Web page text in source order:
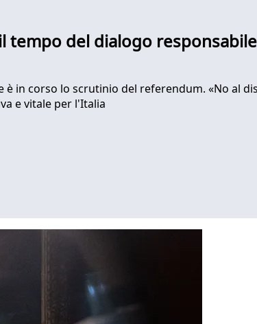
tempo del dialogo responsabile
in corso lo scrutinio del referendum. «No al
e vitale per l'Italia